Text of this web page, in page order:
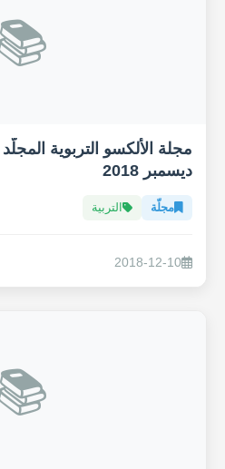
ديسمبر 2018
مجلّة التربية
2018-12-10